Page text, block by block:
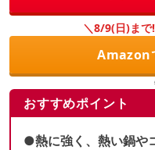
＼8/9(日)まで
Amazon
おすすめポイント
●熱に強く、熱い鍋や